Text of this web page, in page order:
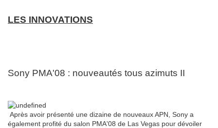
LES INNOVATIONS
Sony PMA'08 : nouveautés tous azimuts II
Après avoir présenté une dizaine de nouveaux APN, Sony a
également profité du salon PMA'08 de Las Vegas pour dévoiler